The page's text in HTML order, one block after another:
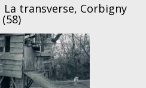
La transverse, Corbigny
(58)